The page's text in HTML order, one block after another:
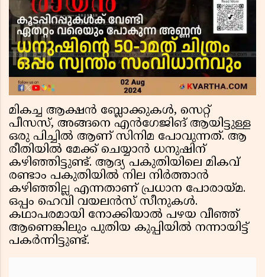
മികച്ച ആക്ഷൻ ബ്ലോക്കുകൾ, സെറ്റ്
പീസസ്, അങ്ങനെ എൻഗേജിങ് ആയിട്ടുള്ള
ഒരു പിച്ചിൽ ആണ് സിനിമ പോവുന്നത്. ആ
രീതിയിൽ മേക്ക് ചെയ്യാൻ ധനുഷിന്
കഴിഞ്ഞിട്ടുണ്ട്. ആദ്യ പകുതിയിലെ മികവ്
രണ്ടാം പകുതിയിൽ നില നിർത്താൻ
കഴിഞ്ഞില്ല എന്നതാണ് പ്രധാന പോരായ്മ.
ഒപ്പം ഹെവി വയലൻസ് സീനുകൾ.
കഥാപരമായി നോക്കിയാൽ പഴയ വീഞ്ഞ്
ആണെങ്കിലും പുതിയ കുപ്പിയിൽ നന്നായിട്ട്
പകർന്നിട്ടുണ്ട്.